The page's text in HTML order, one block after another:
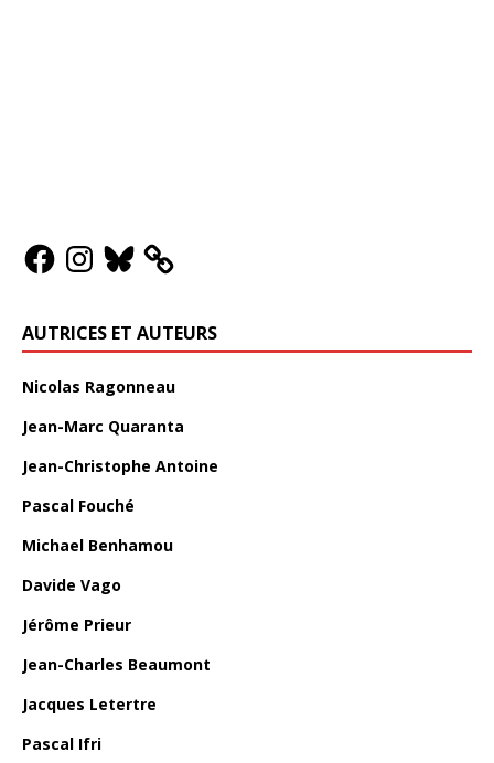
AUTRICES ET AUTEURS
Nicolas Ragonneau
Jean-Marc Quaranta
Jean-Christophe Antoine
Pascal Fouché
Michael Benhamou
Davide Vago
Jérôme Prieur
Jean-Charles Beaumont
Jacques Letertre
Pascal Ifri